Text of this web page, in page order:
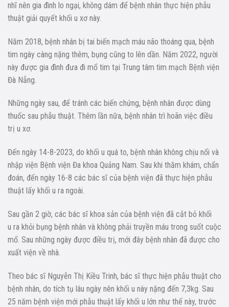
nhĩ nên gia đình lo ngại, không dám để bệnh nhân thực hiện phẫu
thuật giải quyết khối u xơ này.
Năm 2018, bệnh nhân bị tai biến mạch máu não thoáng qua, bệnh
tim ngày càng nặng thêm, bụng cũng to lên dần. Năm 2022, người
này được gia đình đưa đi mổ tim tại Trung tâm tim mạch Bệnh viện
Đà Nẵng.
Những ngày sau, để tránh các biến chứng, bệnh nhân được dùng
thuốc sau phẫu thuật. Thêm lần nữa, bệnh nhân trì hoãn việc điều
trị u xơ.
Đến ngày 14-8-2023, do khối u quá to, bệnh nhân không chịu nổi và
nhập viện Bệnh viện Đa khoa Quảng Nam. Sau khi thăm khám, chẩn
đoán, đến ngày 16-8 các bác sĩ của bệnh viện đã thực hiện phẫu
thuật lấy khối u ra ngoài.
Sau gần 2 giờ, các bác sĩ khoa sản của bệnh viện đã cắt bỏ khối
u ra khỏi bụng bệnh nhân và không phải truyền máu trong suốt cuộc
mổ. Sau những ngày được điều trị, mới đây bệnh nhân đã được cho
xuất viện về nhà.
Theo bác sĩ Nguyễn Thị Kiều Trinh, bác sĩ thực hiện phẫu thuật cho
bệnh nhân, do tích tụ lâu ngày nên khối u này nặng đến 7,3kg. Sau
25 năm bệnh viện mới phẫu thuật lấy khối u lớn như thế này, trước